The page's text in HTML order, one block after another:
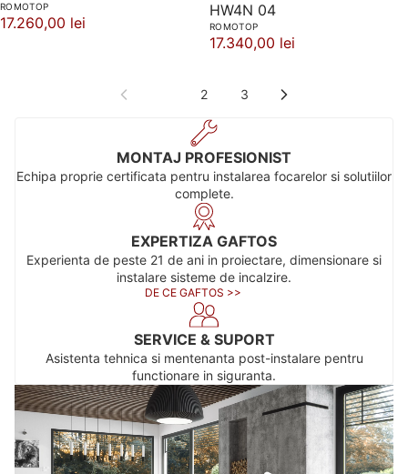
ROMOTOP
17.260,00 lei
HW4N 04
ROMOTOP
17.340,00 lei
2 3
MONTAJ PROFESIONIST
Echipa proprie certificata pentru instalarea focarelor si solutiilor
complete.
EXPERTIZA GAFTOS
Experienta de peste 21 de ani in proiectare, dimensionare si
instalare sisteme de incalzire.
DE CE GAFTOS >>
SERVICE & SUPORT
Asistenta tehnica si mentenanta post-instalare pentru
functionare in siguranta.